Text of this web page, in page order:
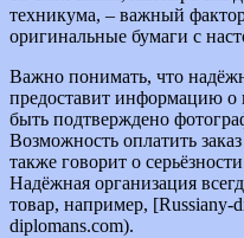
техникума, – важный
оригинальные бумаги с
Важно понимать, что
предоставит информацию о
быть подтверждено
Возможность оплатить
также говорит о
Надёжная организация
товар, например, [Russiany-
diplomans.com).